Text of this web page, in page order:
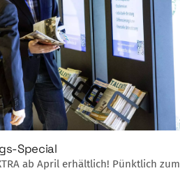
Special
ab April erhältlich! Pünktlich zum